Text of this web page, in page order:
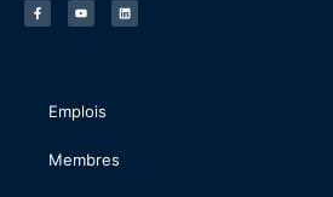
Emplois
Membres